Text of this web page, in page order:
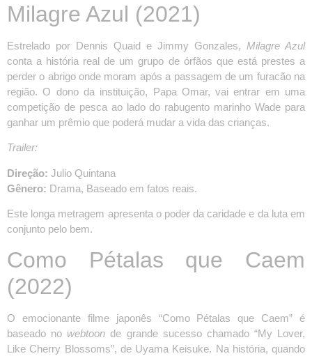
Milagre Azul (2021)
Estrelado por Dennis Quaid e Jimmy Gonzales, Milagre Azul
conta a história real de um grupo de órfãos que está prestes a
perder o abrigo onde moram após a passagem de um furacão na
região. O dono da instituição, Papa Omar, vai entrar em uma
competição de pesca ao lado do rabugento marinho Wade para
ganhar um prêmio que poderá mudar a vida das crianças.
Trailer:
Direção: Julio Quintana
Gênero: Drama, Baseado em fatos reais.
Este longa metragem apresenta o poder da caridade e da luta em
conjunto pelo bem.
Como Pétalas que Caem
(2022)
O emocionante filme japonês “Como Pétalas que Caem” é
baseado no webtoonde grande sucesso chamado “My Lover,
Like Cherry Blossoms”, de Uyama Keisuke. Na história, quando